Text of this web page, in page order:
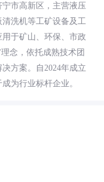
市高新区，主营液压
洗机等工矿设备及工
于矿山、环保、市政
念，依托成熟技术团
方案。自2024年成立
为行业标杆企业。